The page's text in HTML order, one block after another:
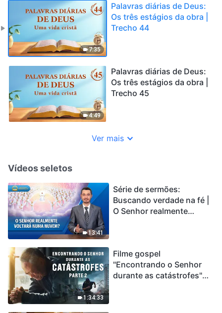
7:35
Palavras diárias de Deus:
Os três estágios da obra |
Trecho 44
4:49
Palavras diárias de Deus:
Os três estágios da obra |
Trecho 45
Ver mais
Vídeos seletos
13:41
Série de sermões:
Buscando verdade na fé |
O Senhor realmente
1:34:33
Filme gospel
"Encontrando o Senhor
durante as catástrofes"